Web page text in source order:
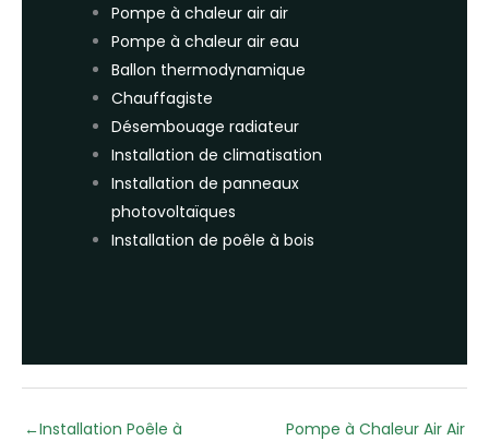
Pompe à chaleur air air
Pompe à chaleur air eau
Ballon thermodynamique
Chauffagiste
Désembouage radiateur
Installation de climatisation
Installation de panneaux
photovoltaïques
Installation de poêle à bois
←Installation Poêle à
Pompe à Chaleur Air Air